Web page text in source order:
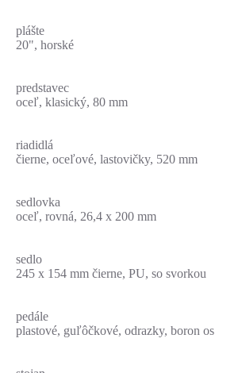
plášte
20", horské
predstavec
oceľ, klasický, 80 mm
riadidlá
čierne, oceľové, lastovičky, 520 mm
sedlovka
oceľ, rovná, 26,4 x 200 mm
sedlo
245 x 154 mm čierne, PU, so svorkou
pedále
plastové, guľôčkové, odrazky, boron os